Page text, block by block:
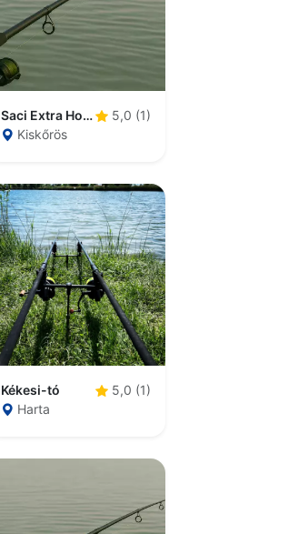
Saci Extra Horgásztó
5,0 (1)
Kiskőrös
Kékesi-tó
5,0 (1)
Harta